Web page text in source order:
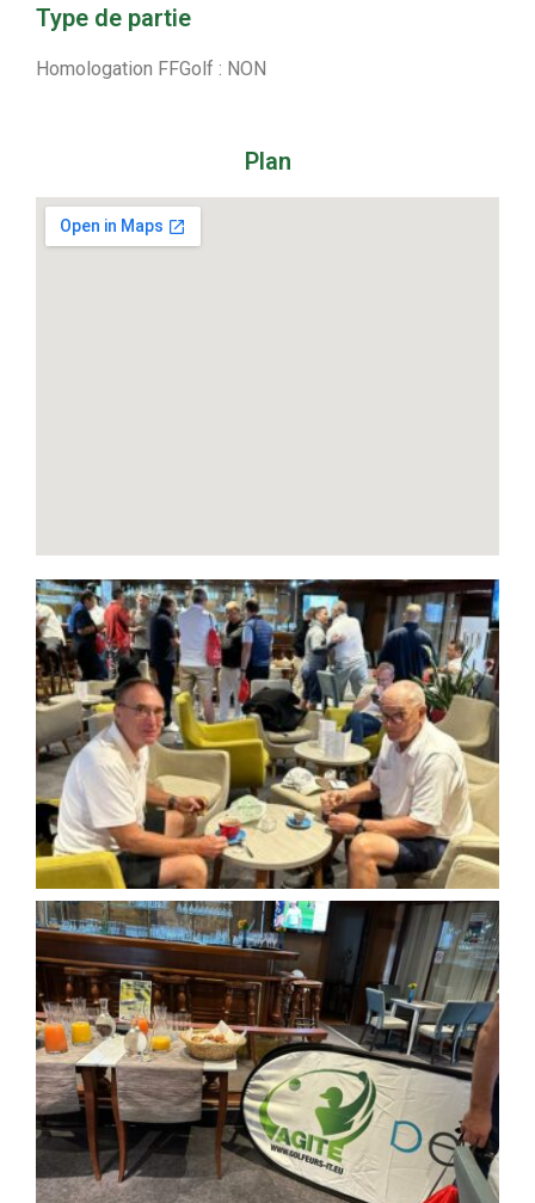
Type de partie
Homologation FFGolf : NON
Plan